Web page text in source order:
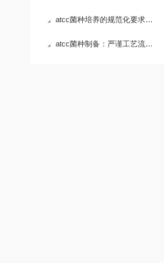
atcc菌种培养的规范化要求与实践
atcc菌种制备：严谨工艺流程与品质保障之道